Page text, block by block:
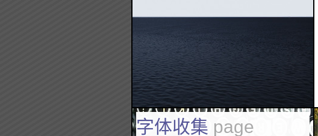
字体收集 page